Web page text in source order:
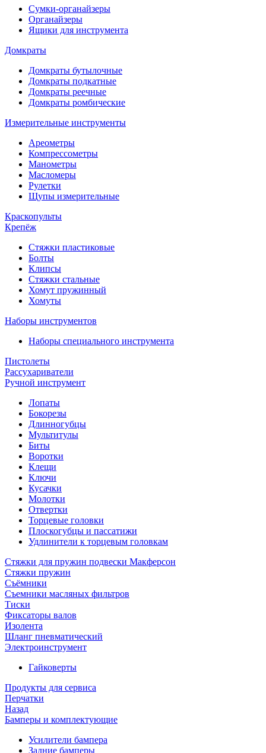
Сумки-органайзеры
Органайзеры
Ящики для инструмента
Домкраты
Домкраты бутылочные
Домкраты подкатные
Домкраты реечные
Домкраты ромбические
Измерительные инструменты
Ареометры
Компрессометры
Манометры
Масломеры
Рулетки
Щупы измерительные
Краскопульты
Крепёж
Стяжки пластиковые
Болты
Клипсы
Стяжки стальные
Хомут пружинный
Хомуты
Наборы инструментов
Наборы специального инструмента
Пистолеты
Рассухариватели
Ручной инструмент
Лопаты
Бокорезы
Длинногубцы
Мультитулы
Биты
Воротки
Клещи
Ключи
Кусачки
Молотки
Отвертки
Торцевые головки
Плоскогубцы и пассатижи
Удлинители к торцевым головкам
Стяжки для пружин подвески Макферсон
Стяжки пружин
Съёмники
Съемники масляных фильтров
Тиски
Фиксаторы валов
Изолента
Шланг пневматический
Электроинструмент
Гайковерты
Продукты для сервиса
Перчатки
Назад
Бамперы и комплектующие
Усилители бампера
Задние бамперы